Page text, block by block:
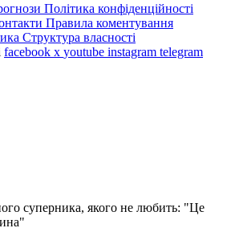
Політика конфіденційності
Правила коментування
Структура власності
facebook x youtube instagram telegram
суперника, якого не любить: "Це